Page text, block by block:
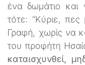
ένα δωμάτιο και
τότε: “Κύριε, πες
Γραφή, χωρίς να
του προφήτη
καταισχυνθεί,